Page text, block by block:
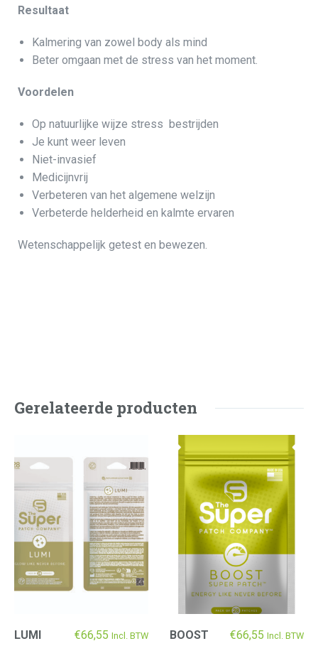
Resultaat
Kalmering van zowel body als mind
Beter omgaan met de stress van het moment.
Voordelen
Op natuurlijke wijze stress bestrijden
Je kunt weer leven
Niet-invasief
Medicijnvrij
Verbeteren van het algemene welzijn
Verbeterde helderheid en kalmte ervaren
Wetenschappelijk getest en bewezen.
Gerelateerde producten
LUMI €66,55 Incl. BTW BOOST €66,55 Incl. BTW